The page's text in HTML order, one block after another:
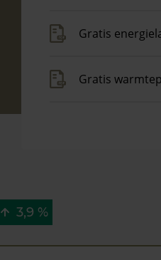
Gratis
Gratis
3,9 %